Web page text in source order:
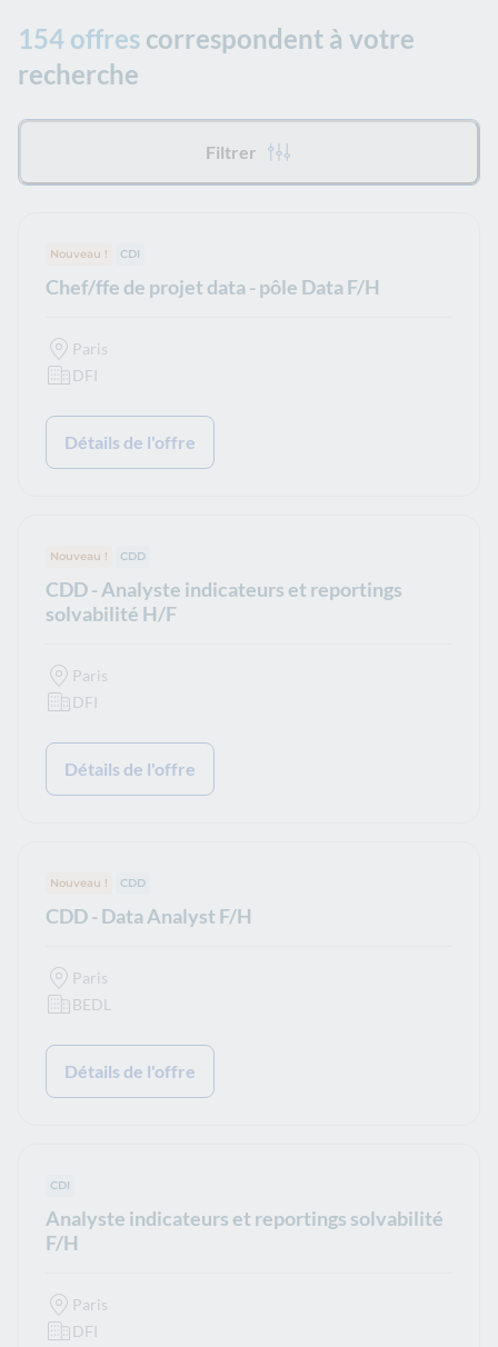
154 offres correspondent à votre
recherche
Tous les filtres appliqués :
Filtrer
Nouveau ! Type de contrat :
CDI
Chef/ffe de projet data - pôle Data F/H
Paris
DFI
Détails de l'offre
Nouveau ! Type de contrat :
CDD
CDD - Analyste indicateurs et reportings
solvabilité H/F
Paris
DFI
Détails de l'offre
Nouveau ! Type de contrat :
CDD
CDD - Data Analyst F/H
Paris
BEDL
Détails de l'offre
Type de contrat :
CDI
Analyste indicateurs et reportings solvabilité
F/H
Paris
DFI